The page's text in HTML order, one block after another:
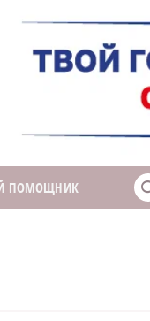
ПОМОЩНИК